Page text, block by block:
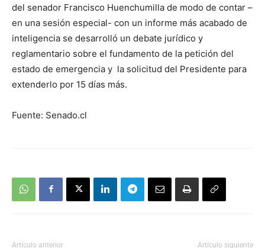
del senador Francisco Huenchumilla de modo de contar –
en una sesión especial- con un informe más acabado de
inteligencia se desarrolló un debate jurídico y
reglamentario sobre el fundamento de la petición del
estado de emergencia y la solicitud del Presidente para
extenderlo por 15 días más.
Fuente: Senado.cl
Artículo anterior Artículo siguiente